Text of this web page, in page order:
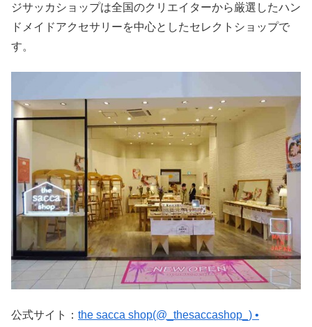
ジサッカショップは全国のクリエイターから厳選したハン
ドメイドアクセサリーを中心としたセレクトショップで
す。
公式サイト： the sacca shop(@_thesaccashop_) •